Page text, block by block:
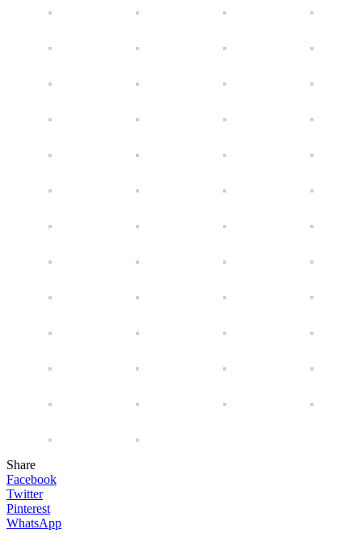
Share
Facebook
Twitter
Pinterest
WhatsApp